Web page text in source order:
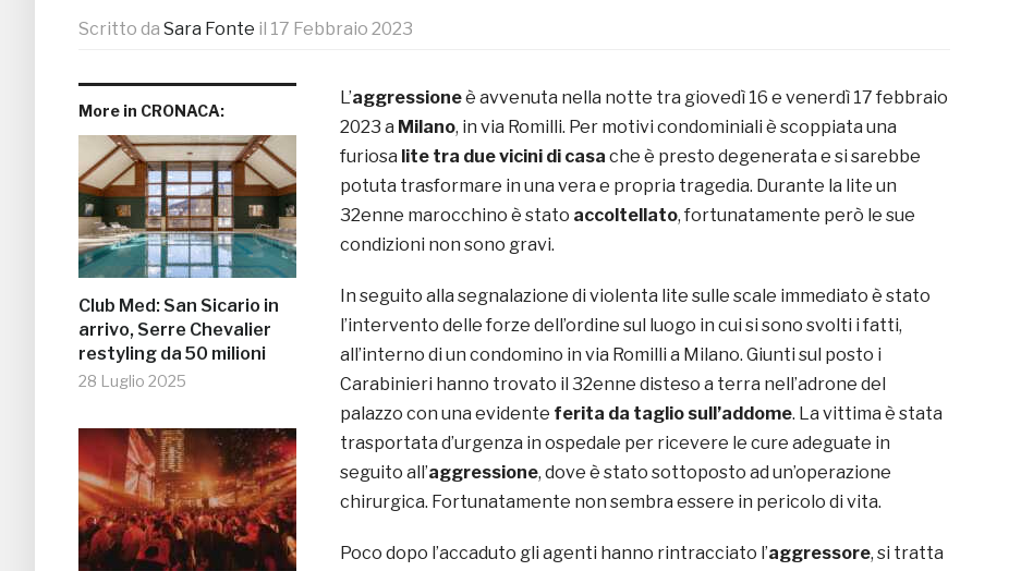
Scritto da Sara Fonte il 17 Febbraio 2023
More in CRONACA:
Club Med: San Sicario in
arrivo, Serre Chevalier
restyling da 50 milioni
28 Luglio 2025
L’aggressioneè avvenuta nella notte tra giovedì 16 e venerdì 17 febbraio
2023 a Milano, in via Romilli. Per motivi condominiali è scoppiata una
furiosa lite tra due vicini di casa che è presto degenerata e si sarebbe
potuta trasformare in una vera e propria tragedia. Durante la lite un
32enne marocchino è stato accoltellato, fortunatamente però le sue
condizioni non sono gravi.
In seguito alla segnalazione di violenta lite sulle scale immediato è stato
l’intervento delle forze dell’ordine sul luogo in cui si sono svolti i fatti,
all’interno di un condomino in via Romilli a Milano. Giunti sul posto i
Carabinieri hanno trovato il 32enne disteso a terra nell’adrone del
palazzo con una evidente ferita da taglio sull’addome. La vittima è stata
trasportata d’urgenza in ospedale per ricevere le cure adeguate in
seguito all’aggressione, dove è stato sottoposto ad un’operazione
chirurgica. Fortunatamente non sembra essere in pericolo di vita.
Poco dopo l’accaduto gli agenti hanno rintracciato l’aggressore, si tratta